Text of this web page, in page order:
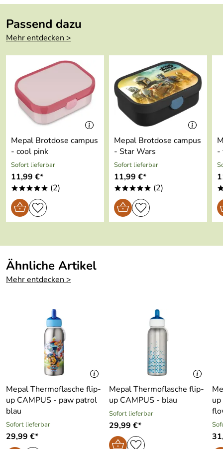
Tochter den ganzen Tag über angenehm kühl.
Hersteller: Mepal B.V., Aalsvoort 101, 7241 MB Lochem,
Niederlande, info@mepal.com
Länge:
Fassungsvermö
gen:
350 ml
Gewicht:
0,31 kg
Spülmaschinenf
est:
nein
Material:
Farbe:
frozen 2
Passend dazu
Mehr entdecken >
Mepal Brotdose campus
- cool pink
Sofort lieferbar
11,99 €*
***** (2)
Mepal Brotdose campus
- Star Wars
Sofort lieferbar
11,99 €*
***** (2)
-
Ähnliche Artikel
Mehr entdecken >
Mepal Thermoflasche flip-
up CAMPUS - paw patrol
blau
Sofort lieferbar
29,99 €*
Mepal Thermoflasche flip-
up CAMPUS - blau
Sofort lieferbar
29,99 €*